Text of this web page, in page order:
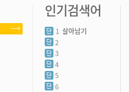
인기검색어
1 살아남기
2
3
4
5
6